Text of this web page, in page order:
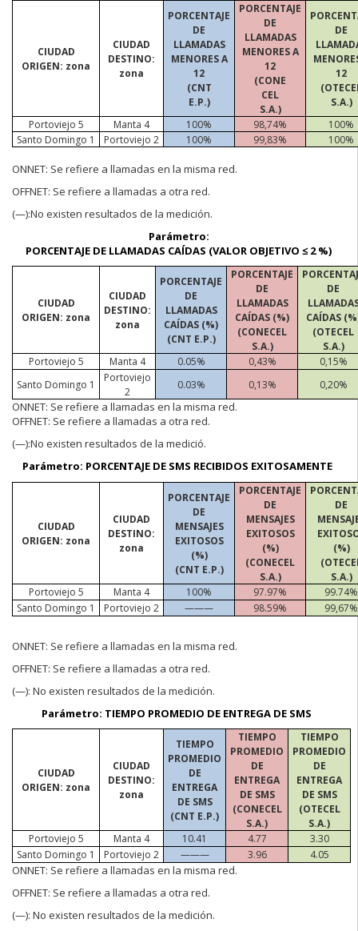
CIUDAD
ORIGEN: zona
CIUDAD
DESTINO:
zona
PORCENTAJE
DE
LLAMADAS
MENORES A
12
(CNT
E.P.)
PORCENTAJE
DE
LLAMADAS
MENORES A
12
(CONE
CEL
S.A.)
DE
12
S.A.)
Portoviejo 5
Manta 4 100% 98,74%
100%
Santo Domingo 1
Portoviejo 2 100% 99,83% 100%
ONNET: Se refiere a llamadas en la misma red.
OFFNET: Se refiere a llamadas a otra red.
(—):No existen resultados de la medición.
Parámetro:
PORCENTAJE DE LLAMADAS CAÍDAS (VALOR OBJETIVO ≤ 2 %)
CIUDAD
ORIGEN: zona
CIUDAD
DESTINO:
zona
PORCENTAJE
DE
LLAMADAS
CAÍDAS (%)
(CNT E.P.)
PORCENTAJE
DE
LLAMADAS
CAÍDAS (%)
(CONECEL
S.A.)
DE
CAÍDAS
(OTECEL
S.A.)
Portoviejo 5
Manta 4 0.05% 0,43%
0,15%
Santo Domingo 1
Portoviejo
2
0.03% 0,13% 0,20%
ONNET: Se refiere a llamadas en la misma red.
OFFNET: Se refiere a llamadas a otra red.
(—):No existen resultados de la medició.
Parámetro: PORCENTAJE DE SMS RECIBIDOS EXITOSAMENTE
CIUDAD
ORIGEN: zona
CIUDAD
DESTINO:
zona
PORCENTAJE
DE
MENSAJES
EXITOSOS
(%)
(CNT E.P.)
PORCENTAJE
DE
MENSAJES
EXITOSOS
(%)
(CONECEL
S.A.)
DE
(%)
S.A.)
Portoviejo 5
Manta 4 100% 97.97%
99.74%
Santo Domingo 1
Portoviejo 2 ——— 98.59% 99,67%
ONNET: Se refiere a llamadas en la misma red.
OFFNET: Se refiere a llamadas a otra red.
(—): No existen resultados de la medición.
Parámetro: TIEMPO PROMEDIO DE ENTREGA DE SMS
CIUDAD
ORIGEN: zona
CIUDAD
DESTINO:
zona
TIEMPO
PROMEDIO
DE
ENTREGA
DE SMS
(CNT E.P.)
TIEMPO
PROMEDIO
DE
ENTREGA
DE SMS
(CONECEL
S.A.)
TIEMPO
PROMEDIO
DE
ENTREGA
DE SMS
(OTECEL
S.A.)
Portoviejo 5
Manta 4 10.41 4.77
3.30
Santo Domingo 1
Portoviejo 2 ——— 3.96 4.05
ONNET: Se refiere a llamadas en la misma red.
OFFNET: Se refiere a llamadas a otra red.
(—): No existen resultados de la medición.